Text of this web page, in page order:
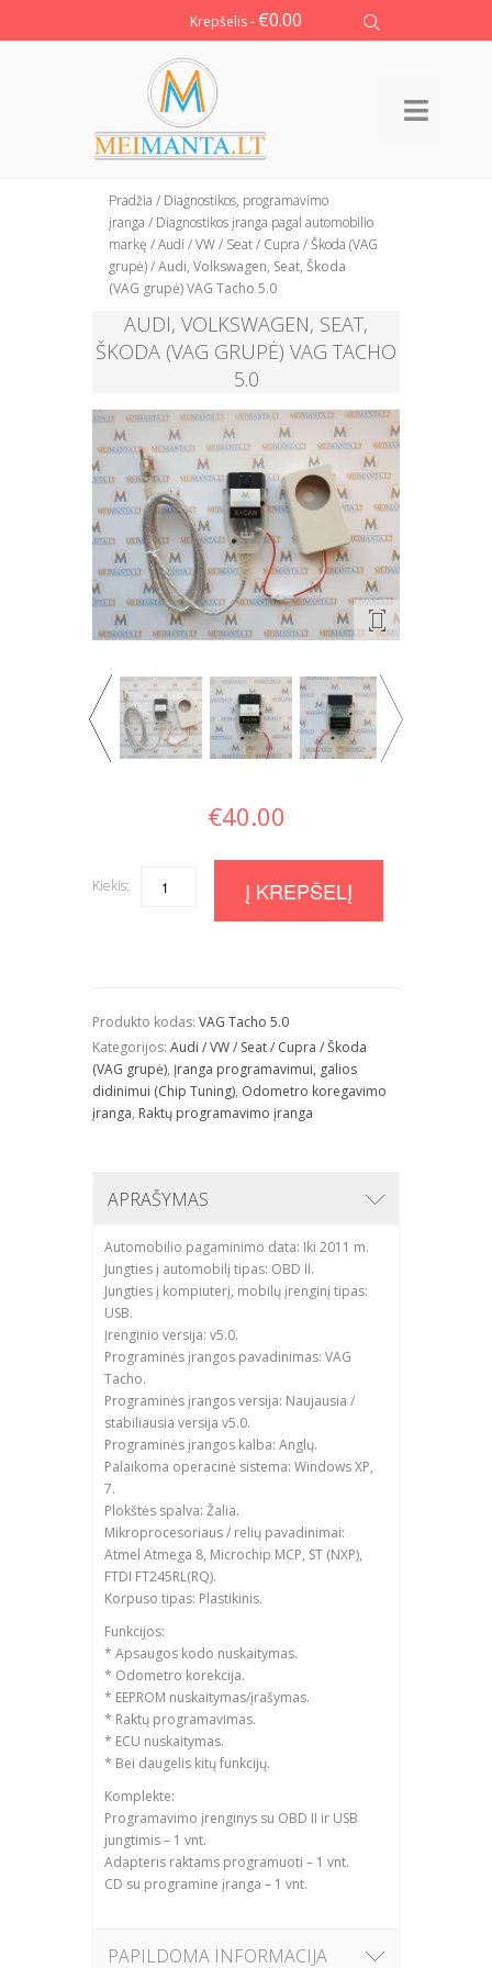
Krepšelis - €0.00
Pradžia / Diagnostikos, programavimo
įranga / Diagnostikos įranga pagal automobilio
markę /Audi / VW / Seat / Cupra / Škoda (VAG
grupė)/ Audi, Volkswagen, Seat, Škoda
(VAG grupė) VAG Tacho 5.0
AUDI, VOLKSWAGEN, SEAT,
ŠKODA (VAG GRUPĖ) VAG TACHO
5.0
€40.00
Kiekis: Quantity Į KREPŠELĮ
Produkto kodas: VAG Tacho 5.0
Kategorijos: Audi / VW / Seat / Cupra / Škoda
(VAG grupė), Įranga programavimui, galios
didinimui (Chip Tuning), Odometro koregavimo
įranga, Raktų programavimo įranga
APRAŠYMAS
Automobilio pagaminimo data: Iki 2011 m.
Jungties į automobilį tipas: OBD II.
Jungties į kompiuterį, mobilų įrenginį tipas:
USB.
Įrenginio versija: v5.0.
Programinės įrangos pavadinimas: VAG
Tacho.
Programinės įrangos versija: Naujausia /
stabiliausia versija v5.0.
Programinės įrangos kalba: Anglų.
Palaikoma operacinė sistema: Windows XP,
7.
Plokštės spalva: Žalia.
Mikroprocesoriaus / relių pavadinimai:
Atmel Atmega 8, Microchip MCP, ST (NXP),
FTDI FT245RL(RQ).
Korpuso tipas: Plastikinis.
Funkcijos:
* Apsaugos kodo nuskaitymas.
* Odometro korekcija.
* EEPROM nuskaitymas/įrašymas.
* Raktų programavimas.
* ECU nuskaitymas.
* Bei daugelis kitų funkcijų.
Komplekte:
Programavimo įrenginys su OBD II ir USB
jungtimis – 1 vnt.
Adapteris raktams programuoti – 1 vnt.
CD su programine įranga – 1 vnt.
PAPILDOMA INFORMACIJA